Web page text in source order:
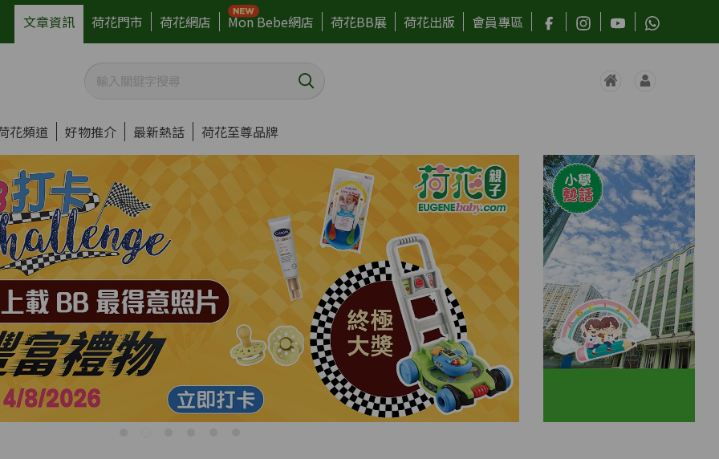
文章資訊 荷花門市 荷花網店 Mon Bebe網店 荷花BB展 荷花出版 會員專區
花頻道 好物推介 最新熱話 荷花至尊品牌